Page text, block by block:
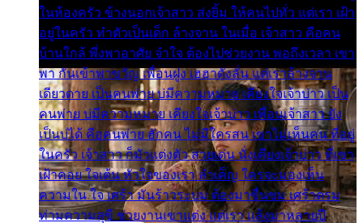
ในห้องครัว ข้างนอกเจ้าสาว ส่งยิ้ม ให้คนไปทั่ว แต่เรา เฝ้า
อยู่ในครัว ทำตัวเป็นเด็ก ล้างจาน ในเมื่อ เจ้าสาว คือคน
บ้านใกล้ พึ่งพาอาศัย จำใจ ต้องไปช่วยงาน พอถึงเวลา เขา
พา กันเข้าพาขวัญ เพื่อนฝูง เฮฮาดังลั่น แต่เราล้างจาน
เดียวดาย เป็นคนพ่าย บ่มีความหมาย เคียงใจเจ้าบ่าว เป็น
คนพ่าย บ่มีความหมาย เคียงใจเจ้าบ่าว เพื่อนเจ้าสาว ยัง
เป็นบ่ได้ คือคนพ่าย ฮักคน ไม่มีใครสน เขาไม่เห็นคน ที่อยู่
ในครัว เจ้าสาว ก็มัวแต่งตัว สวยเด่น นั่งเคียงเจ้าบ่าว ที่เขา
เฝ้าคอย ใจเต้น หัวใจของเรา ลำเค็ญ ใครจะมองเห็น
ความใน ใจ เศร้า มันร้าวระบม ต้องมาขื่นขม เศร้าตรม
ท่ามความสุขี ช่วยงานเขาแต่ง แต่เรา แล้งมาหลายปี